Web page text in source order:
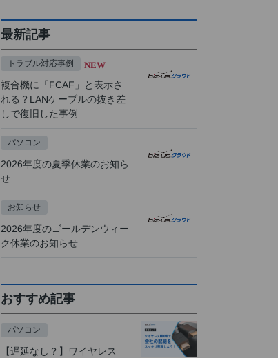
最新記事
トラブル対応事例 NEW
複合機に「FCAF」と表示さ
れる？LANケーブルの抜き差
しで復旧した事例
パソコン
2026年度の夏季休業のお知ら
せ
お知らせ
2026年度のゴールデンウィー
ク休業のお知らせ
おすすめ記事
パソコン
【遅延なし？】ワイヤレス